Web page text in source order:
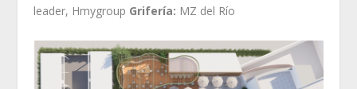
leader, Hmygroup Grifería: MZ del Río